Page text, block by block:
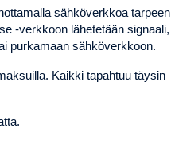
sähköverkkoa tarpeen
-verkkoon lähetetään signaali,
purkamaan sähköverkkoon.
Kaikki tapahtuu täysin